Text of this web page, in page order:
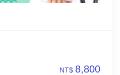
NT$ 8,800